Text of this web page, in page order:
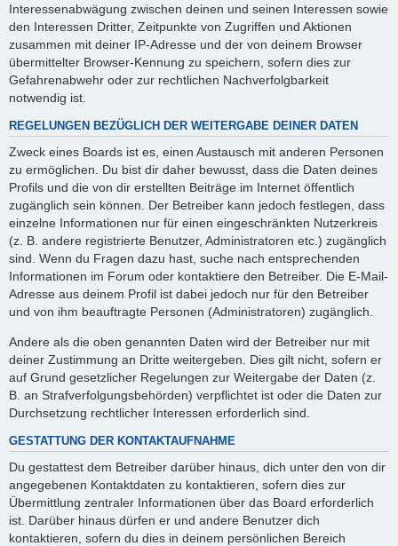
Interessenabwägung zwischen deinen und seinen Interessen sowie
den Interessen Dritter, Zeitpunkte von Zugriffen und Aktionen
zusammen mit deiner IP-Adresse und der von deinem Browser
übermittelter Browser-Kennung zu speichern, sofern dies zur
Gefahrenabwehr oder zur rechtlichen Nachverfolgbarkeit
notwendig ist.
REGELUNGEN BEZÜGLICH DER WEITERGABE DEINER DATEN
Zweck eines Boards ist es, einen Austausch mit anderen Personen
zu ermöglichen. Du bist dir daher bewusst, dass die Daten deines
Profils und die von dir erstellten Beiträge im Internet öffentlich
zugänglich sein können. Der Betreiber kann jedoch festlegen, dass
einzelne Informationen nur für einen eingeschränkten Nutzerkreis
(z. B. andere registrierte Benutzer, Administratoren etc.) zugänglich
sind. Wenn du Fragen dazu hast, suche nach entsprechenden
Informationen im Forum oder kontaktiere den Betreiber. Die E-Mail-
Adresse aus deinem Profil ist dabei jedoch nur für den Betreiber
und von ihm beauftragte Personen (Administratoren) zugänglich.
Andere als die oben genannten Daten wird der Betreiber nur mit
deiner Zustimmung an Dritte weitergeben. Dies gilt nicht, sofern er
auf Grund gesetzlicher Regelungen zur Weitergabe der Daten (z.
B. an Strafverfolgungsbehörden) verpflichtet ist oder die Daten zur
Durchsetzung rechtlicher Interessen erforderlich sind.
GESTATTUNG DER KONTAKTAUFNAHME
Du gestattest dem Betreiber darüber hinaus, dich unter den von dir
angegebenen Kontaktdaten zu kontaktieren, sofern dies zur
Übermittlung zentraler Informationen über das Board erforderlich
ist. Darüber hinaus dürfen er und andere Benutzer dich
kontaktieren, sofern du dies in deinem persönlichen Bereich